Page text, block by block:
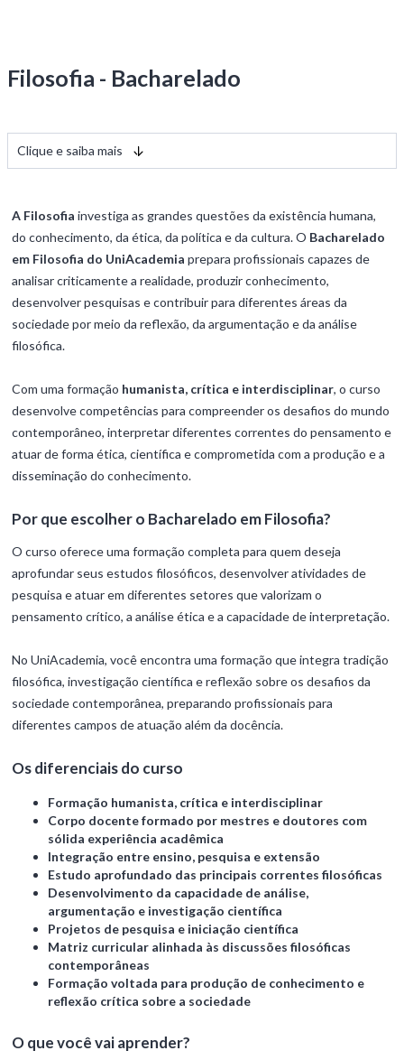
Filosofia - Bacharelado
Clique e saiba mais
A Filosofia investiga as grandes questões da existência humana,
do conhecimento, da ética, da política e da cultura. O Bacharelado
em Filosofia do UniAcademia prepara profissionais capazes de
analisar criticamente a realidade, produzir conhecimento,
desenvolver pesquisas e contribuir para diferentes áreas da
sociedade por meio da reflexão, da argumentação e da análise
filosófica.
Com uma formação humanista, crítica e interdisciplinar, o curso
desenvolve competências para compreender os desafios do mundo
contemporâneo, interpretar diferentes correntes do pensamento e
atuar de forma ética, científica e comprometida com a produção e a
disseminação do conhecimento.
Por que escolher o Bacharelado em Filosofia?
O curso oferece uma formação completa para quem deseja
aprofundar seus estudos filosóficos, desenvolver atividades de
pesquisa e atuar em diferentes setores que valorizam o
pensamento crítico, a análise ética e a capacidade de interpretação.
No UniAcademia, você encontra uma formação que integra tradição
filosófica, investigação científica e reflexão sobre os desafios da
sociedade contemporânea, preparando profissionais para
diferentes campos de atuação além da docência.
Os diferenciais do curso
Formação humanista, crítica e interdisciplinar
Corpo docente formado por mestres e doutores com
sólida experiência acadêmica
Integração entre ensino, pesquisa e extensão
Estudo aprofundado das principais correntes filosóficas
Desenvolvimento da capacidade de análise,
argumentação e investigação científica
Projetos de pesquisa e iniciação científica
Matriz curricular alinhada às discussões filosóficas
contemporâneas
Formação voltada para produção de conhecimento e
reflexão crítica sobre a sociedade
O que você vai aprender?